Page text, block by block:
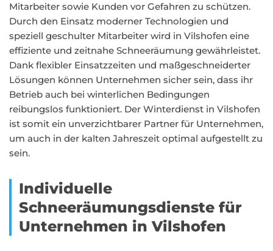
Mitarbeiter sowie Kunden vor Gefahren zu schützen.
Durch den Einsatz moderner Technologien und
speziell geschulter Mitarbeiter wird in Vilshofen eine
effiziente und zeitnahe Schneeräumung gewährleistet.
Dank flexibler Einsatzzeiten und maßgeschneiderter
Lösungen können Unternehmen sicher sein, dass ihr
Betrieb auch bei winterlichen Bedingungen
reibungslos funktioniert. Der Winterdienst in Vilshofen
ist somit ein unverzichtbarer Partner für Unternehmen,
um auch in der kalten Jahreszeit optimal aufgestellt zu
sein.
Individuelle
Schneeräumungsdienste für
Unternehmen in Vilshofen